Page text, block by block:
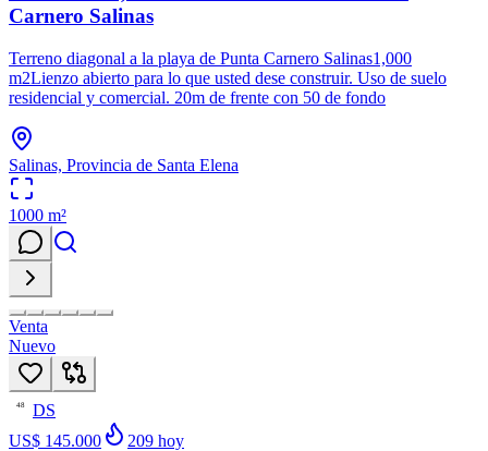
Carnero Salinas
Terreno diagonal a la playa de Punta Carnero Salinas1,000
m2Lienzo abierto para lo que usted dese construir. Uso de suelo
residencial y comercial. 20m de frente con 50 de fondo
Salinas, Provincia de Santa Elena
1000 m²
Venta
Nuevo
48
DS
US$ 145.000
209 hoy